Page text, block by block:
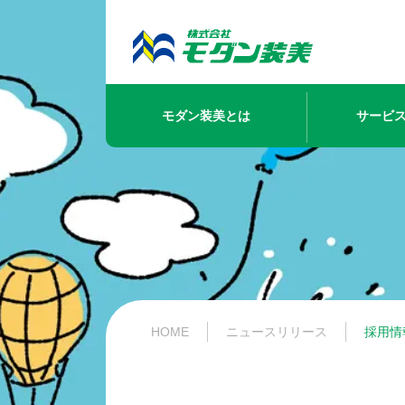
モダン装美とは サービ
HOME ニュースリリース​ 採用情